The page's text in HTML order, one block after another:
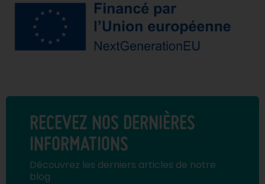
RECEVEZ NOS DERNIÈRES
INFORMATIONS
Découvrez les derniers articles de notre
blog